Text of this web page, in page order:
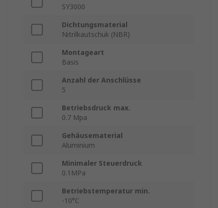
SY3000
Dichtungsmaterial
Nitrilkautschuk (NBR)
Montageart
Basis
Anzahl der Anschlüsse
5
Betriebsdruck max.
0.7 Mpa
Gehäusematerial
Aluminium
Minimaler Steuerdruck
0.1MPa
Betriebstemperatur min.
-10°C